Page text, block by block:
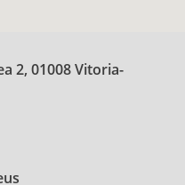
2, 01008 Vitoria-